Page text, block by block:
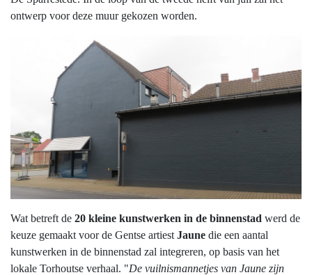
ontwerp voor deze muur gekozen worden.
Wat betreft de 20 kleine kunstwerken in de binnenstad werd de
keuze gemaakt voor de Gentse artiest Jaune die een aantal
kunstwerken in de binnenstad zal integreren, op basis van het
lokale Torhoutse verhaal. "De vuilnismannetjes van Jaune zijn